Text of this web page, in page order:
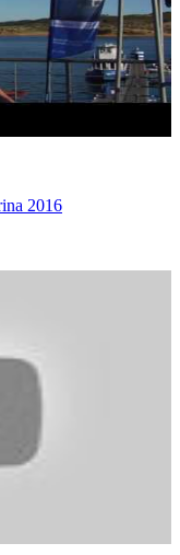
2016